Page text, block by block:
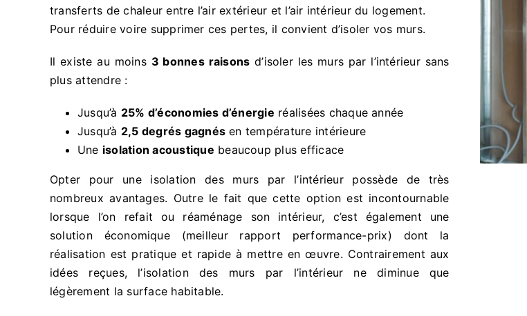
transferts de chaleur entre l’air extérieur et l’air intérieur du logement.
Pour réduire voire supprimer ces pertes, il convient d’isoler vos murs.
Il existe au moins 3 bonnes raisons d’isoler les murs par l’intérieur sans
plus attendre :
Jusqu’à 25% d’économies d’énergie réalisées chaque année
Jusqu’à 2,5 degrés gagnés en température intérieure
Une isolation acoustique beaucoup plus efficace
Opter pour une isolation des murs par l’intérieur possède de très
nombreux avantages. Outre le fait que cette option est incontournable
lorsque l’on refait ou réaménage son intérieur, c’est également une
solution économique (meilleur rapport performance-prix) dont la
réalisation est pratique et rapide à mettre en œuvre. Contrairement aux
idées reçues, l’isolation des murs par l’intérieur ne diminue que
légèrement la surface habitable.